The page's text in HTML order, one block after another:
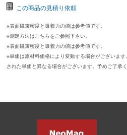
この商品の見積り依頼
※表面磁束密度と吸着力の値は参考値です。
※測定方法はこちらをご参照下さい。
※表面磁束密度と吸着力の値は参考値です。
※単価は原材料価格により変動する場合がございます
された単価と異なる場合がございます。予めご了承く